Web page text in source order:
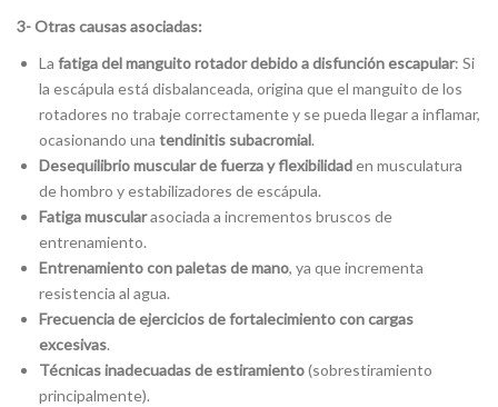
3- Otras causas asociadas:
La fatiga del manguito rotadordebido a disfunción escapular: Si
la escápula está disbalanceada, origina que el manguito de los
rotadores no trabaje correctamente y se pueda llegar a inflamar,
ocasionando una tendinitis subacromial.
Desequilibrio muscular de fuerza y flexibilidaden musculatura
de hombro y estabilizadores de escápula.
Fatiga muscularasociada a incrementos bruscos de
entrenamiento.
Entrenamiento con paletas de mano, ya que incrementa
resistencia al agua.
Frecuencia de ejercicios de fortalecimiento con cargas
excesivas.
Técnicas inadecuadas de estiramiento(sobrestiramiento
principalmente).